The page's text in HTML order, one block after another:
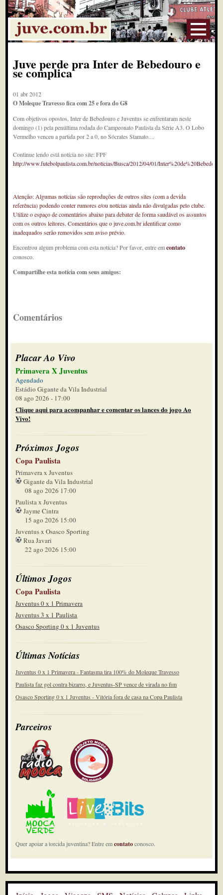
Juve perde pra Inter de Bebedouro e
se complica
01 abr 2012
O Moleque Travesso fica com 25 e fora do G8
Com objetivos opostos, Inter de Bebedouro e Juventus se enfrentaram neste
domingo (1) pela penúltima rodada do Campeonato Paulista da Série A3. O Lobo
Vermelho venceu a partida por 2 a 0, no Sócrates Stamato....
Continue lendo está notícia no site: FPF
http://www.futebolpaulista.com.br/noticias/Busca/2012/04/01/
Atenção: Algumas notícias são reproduções de outros sites (com a devida
referência) podendo conter rumores e/ou notícias ainda não divulgadas pelo clube.
Utilize o espaço de comentários abaixo para debater de forma saudável os assuntos
com os outros leitores. Comentários que o juve.com.br identificar como
inadequados serão removidos sem aviso prévio.
Encontrou algum problema com esta notícia? Por favor, entre emcontato
conosco.
Compartilhe esta notícia com seus amigos:
Comentários
Placar Ao Vivo
Primavera X Juventus
Agendado
Estádio Gigante da Vila Industrial
08 ago 2026 - 17:00
Clique aqui para acompanhar e comentar os lances do jogo Ao
Vivo!
Próximos Jogos
Copa Paulista
Primavera x Juventus
Gigante da Vila Industrial
08 ago 2026 17:00
Paulista x Juventus
Jayme Cintra
15 ago 2026 15:00
Juventus x Osasco Sporting
Rua Javari
22 ago 2026 15:00
Últimos Jogos
Copa Paulista
Juventus 0 x 1 Primavera
Juventus 3 x 1 Paulista
Osasco Sporting 0 x 1 Juventus
Últimas Notícias
Juventus 0 x 1 Primavera - Fantasma tira 100% do Moleque Travesso
Paulista faz gol contra bizarro, e Juventus-SP vence de virada no fim
Osasco Sporting 0 x 1 Juventus - Vitória fora de casa na Copa Paulista
Parceiros
Quer apoiar a torcida juventina? Entre emcontatoconosco.